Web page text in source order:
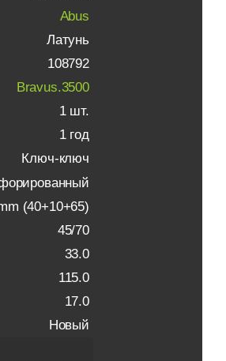
Abus
Латунь
108792
Bravus.3500
1 шт.
1 год
Ключ-ключ
(40+10+65)
45/70
33.0
115.0
17.0
Новый